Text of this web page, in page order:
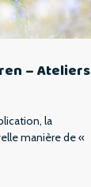
– Ateliers
la
manière de «